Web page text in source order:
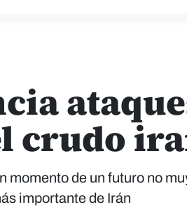
crudo
momento de un futuro no
importante de Irán